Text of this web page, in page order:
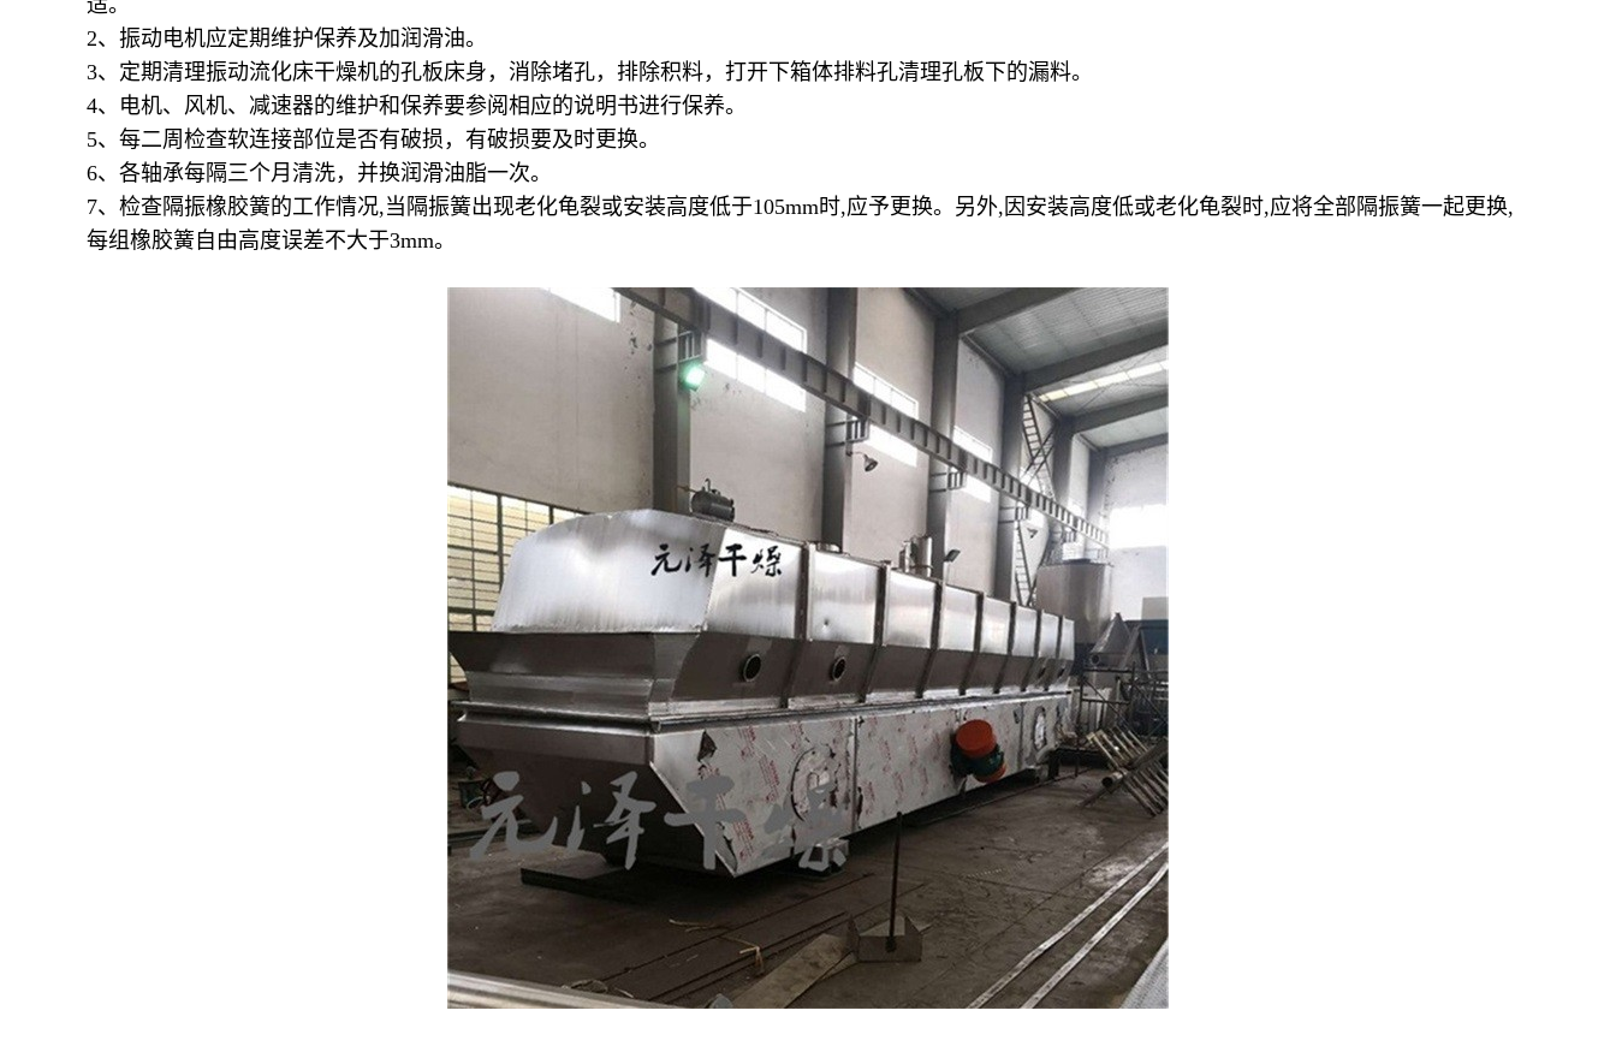
适。
2、振动电机应定期维护保养及加润滑油。
3、定期清理振动流化床干燥机的孔板床身，消除堵孔，排除积料，打开下箱体排料孔清理孔板下的漏料。
4、电机、风机、减速器的维护和保养要参阅相应的说明书进行保养。
5、每二周检查软连接部位是否有破损，有破损要及时更换。
6、各轴承每隔三个月清洗，并换润滑油脂一次。
7、检查隔振橡胶簧的工作情况,当隔振簧出现老化龟裂或安装高度低于105mm时,应予更换。另外,因安装高度低或老化龟裂时,应将全部隔振簧一起更换,
每组橡胶簧自由高度误差不大于3mm。